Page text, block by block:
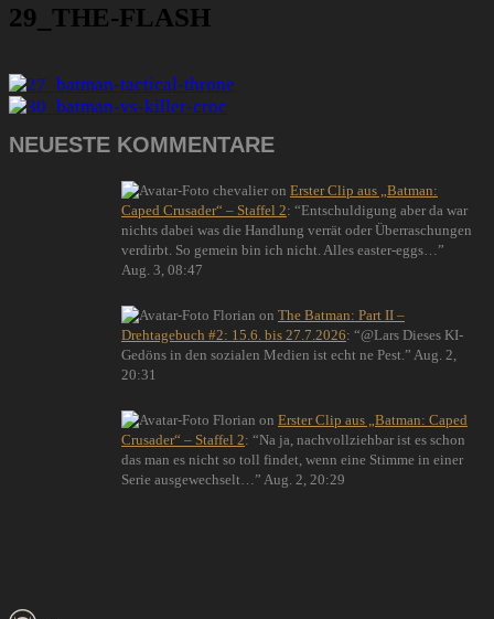
29_THE-FLASH
NEUESTE KOMMENTARE
chevalier on Erster Clip aus „Batman:
Caped Crusader“ – Staffel 2: “Entschuldigung aber da war
nichts dabei was die Handlung verrät oder Überraschungen
verdirbt. So gemein bin ich nicht. Alles easter-eggs… ”
Aug. 3, 08:47
Florian on The Batman: Part II –
Drehtagebuch #2: 15.6. bis 27.7.2026: “@Lars Dieses KI-
Gedöns in den sozialen Medien ist echt ne Pest. ” Aug. 2,
20:31
Florian on Erster Clip aus „Batman: Caped
Crusader“ – Staffel 2: “Na ja, nachvollziehbar ist es schon
das man es nicht so toll findet, wenn eine Stimme in einer
Serie ausgewechselt… ” Aug. 2, 20:29